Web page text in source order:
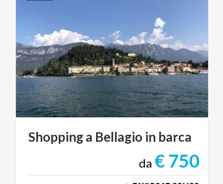
Shoppinga Bellagio in barca
da € 750